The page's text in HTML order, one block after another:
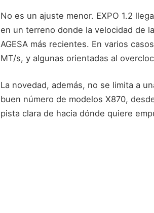
No es un ajuste menor. EXPO 1.2
en un terreno donde la velocidad de
AGESA más recientes. En varios
MT/s, y algunas orientadas al
La novedad, además, no se limita a
buen número de modelos X870,
pista clara de hacia dónde quiere